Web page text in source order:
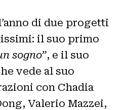
di due progetti
il suo primo
sogno”, e il suo
vede al suo
con Chadia
Valerio Mazzei,